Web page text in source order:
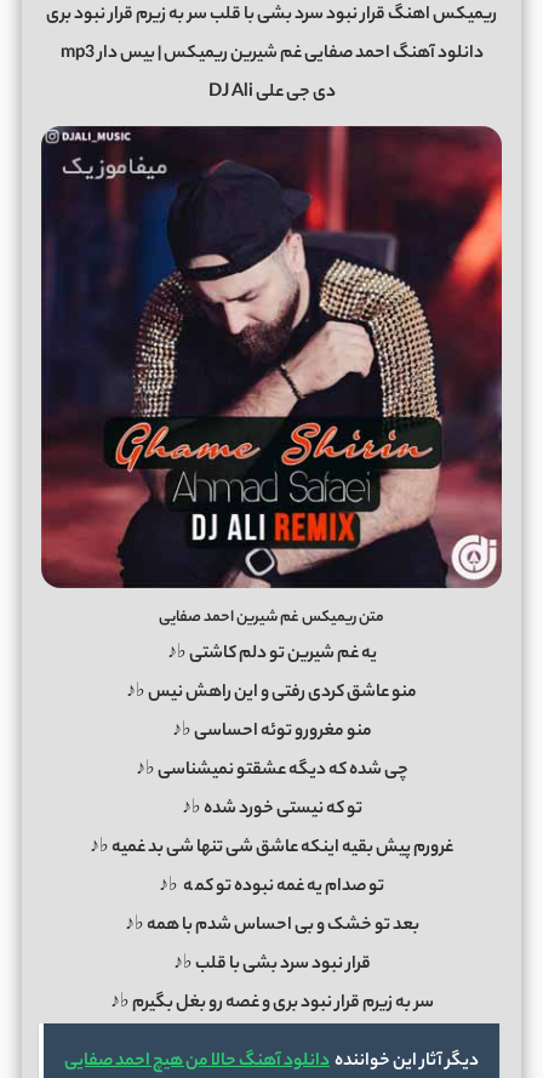
ریمیکس اهنگ قرار نبود سرد بشی با قلب سر به زیرم قرار نبود بری
دانلود آهنگ احمد صفایی غم شیرین ریمیکس | بیس دار mp3
دی جی علی DJ Ali
متن ریمیکس غم شیرین احمد صفایی
یه غم شیرین تو دلم کاشتی ♭♪
منو عاشق کردی رفتی و این راهش نیس ♭♪
منو مغرورو توئه احساسی ♭♪
چی شده که دیگه عشقتو نمیشناسی ♭♪
تو که نیستی خورد شده ♭♪
غرورم پیش بقیه اینکه عاشق شی تنها شی بد غمیه ♭♪
تو صدام یه غمه نبوده تو کمه ♭♪
بعد تو خشک و بی احساس شدم با همه ♭♪
قرار نبود سرد بشی با قلب ♭♪
سر به زیرم قرار نبود بری و غصه رو بغل بگیرم ♭♪
دیگر آثار این خوانندهدانلود آهنگ حالا من هیچ احمد صفایی